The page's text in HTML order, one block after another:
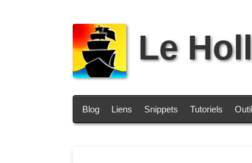
Le
Blog Liens Snippets Tutoriels